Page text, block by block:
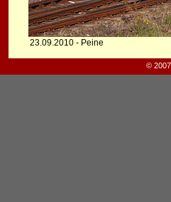
23.09.2010 - Peine
©